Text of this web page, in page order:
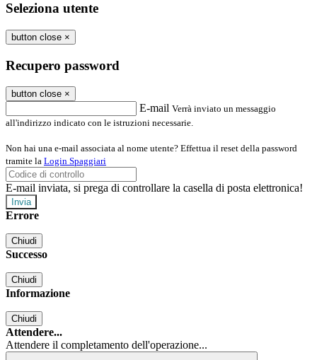
Seleziona utente
button close ×
Recupero password
button close ×
E-mail Verrà inviato un messaggio
all'indirizzo indicato con le istruzioni necessarie.
Non hai una e-mail associata al nome utente? Effettua il reset della password
tramite la Login Spaggiari
E-mail inviata, si prega di controllare la casella di posta elettronica!
Errore
Chiudi
Successo
Chiudi
Informazione
Chiudi
Attendere...
Attendere il completamento dell'operazione...